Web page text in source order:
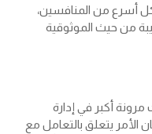
أسرع من المنافسين،
من حيث الموثوقية
أكبر في إدارة
الأمر يتعلق بالتعامل مع